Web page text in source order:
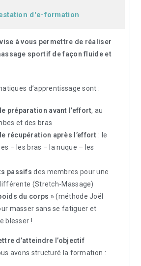
d'e-formation
à vous permettre de réaliser
sportif de façon fluide et
d’apprentissage sont :
préparation avant l’effort, au
et des bras
récupération après l’effort : le
– les bras – la nuque – les
passifs des membres pour une
(Stretch-Massage)
du corps »(méthode Joël
masser sans se fatiguer et
blesser !
d’atteindre l’objectif
avons structuré la formation :